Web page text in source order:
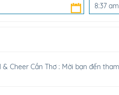
& Cheer Cần Thơ : Mời bạn đến